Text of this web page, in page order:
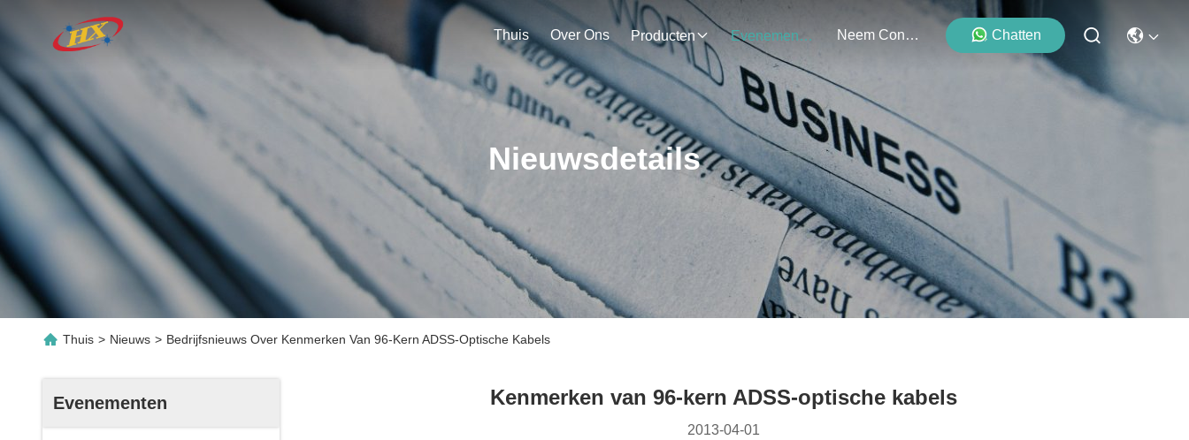
Thuis Over Ons Producten Evenementen Neem Contact Met Ons Op Chatten
Nieuwsdetails
Thuis > Nieuws > Bedrijfsnieuws Over Kenmerken Van 96-Kern ADSS-Optische Kabels
Evenementen Kenmerken van 96-kern ADSS-optische kabels
2013-04-01